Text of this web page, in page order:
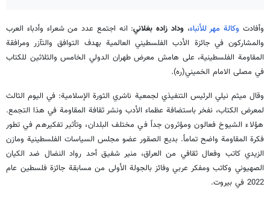
وأفادت وكالة مهر للأنباء،وداد زاده بغلاني: انه اجتمع عدد من شعراء وأدباء العرب
والمشاركون في جائزة الأدب الفلسطيني العالمية بهدف التوافق والتآزر ومرافقة
المقاومة الفلسطينية، على هامش معرض طهران الدولي الخامس والثلاثين للكتاب
في مصلى الامام الخميني(ره).
وقال ميثم نيلي الرئيس التنفيذي لجمعية ناشري الثورة الإسلامية: في اليوم الثالث
لمعرض الكتاب، نفخر باستضافة عظماء الأدب ونشر ثقافة المقاومة في هذا التجمع.
هؤلاء الشيوخ فعالون ومؤثرون جداً في مختلف البلدان، وتأثير تفكيرهم في تطور
فكرة المقاومة واضح تماماً. بديع الصقور عضو مجلس السياسات الفلسطينية ومازن
الزيدي كاتب وفعال ثقافي من العراق، منير شفيق أحد رواد النضال ضد الكيان
الصهيوني وكاتب ومفكر عربي وفائز بالجولة الأولى من مسابقة جائزة فلسطين عام
2022 في بيروت.